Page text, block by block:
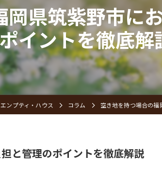
県筑紫野市に
イントを徹底解
ンプティ・ハウス コラム 空き地を持つ場合の
と管理のポイントを徹底解説